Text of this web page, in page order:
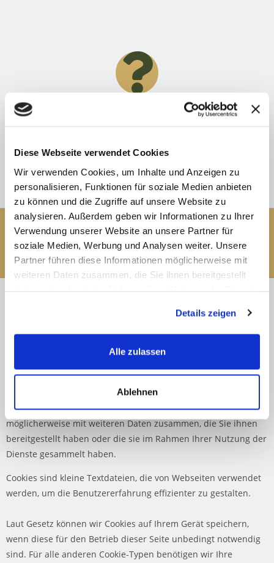
Diese Webseite verwendet Cookies
Wir verwenden Cookies, um Inhalte und Anzeigen zu
personalisieren, Funktionen für soziale Medien anbieten
zu können und die Zugriffe auf unsere Website zu
analysieren. Außerdem geben wir Informationen zu Ihrer
Verwendung unserer Website an unsere Partner für
soziale Medien, Werbung und Analysen weiter. Unsere
Partner führen diese Informationen möglicherweise mit
weiteren Daten zusammen, die Sie ihnen bereitgestellt
Details zeigen
Alle zulassen
Ablehnen
Häufige Fragen
Copyright - www.therapie-samaan.de
Datenschutzerklärung Impressum
Diese Webseite verwendet Cookies. Wir verwenden Cookies, um
Inhalte und Anzeigen zu personalisieren, Funktionen für
soziale Medien anbieten zu können und die Zugriffe auf
Informationen zu Ihrer Verwendung unserer Website an
unsere Partner für soziale Medien, Werbung und Analysen
weiter. Unsere Partner führen diese Informationen
möglicherweise mit weiteren Daten zusammen, die Sie ihnen
bereitgestellt haben oder die sie im Rahmen Ihrer Nutzung der
Dienste gesammelt haben.
Cookies sind kleine Textdateien, die von Webseiten verwendet
werden, um die Benutzererfahrung effizienter zu gestalten.
Laut Gesetz können wir Cookies auf Ihrem Gerät speichern,
wenn diese für den Betrieb dieser Seite unbedingt notwendig
sind. Für alle anderen Cookie-Typen benötigen wir Ihre